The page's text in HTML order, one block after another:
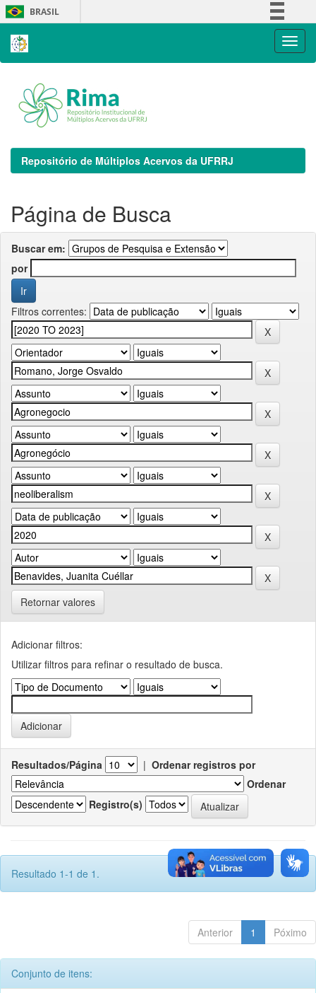
Skip
navigation
BRASIL
Repositório de Múltiplos Acervos da UFRRJ
Página de Busca
Buscar em:
por
Filtros correntes:
Retornar valores
Adicionar filtros:
Utilizar filtros para refinar o resultado de busca.
Resultados/Página | Ordenar registros por
Ordenar
Registro(s)
Resultado 1-1 de 1.
Anterior 1 Póximo
Conjunto de itens: